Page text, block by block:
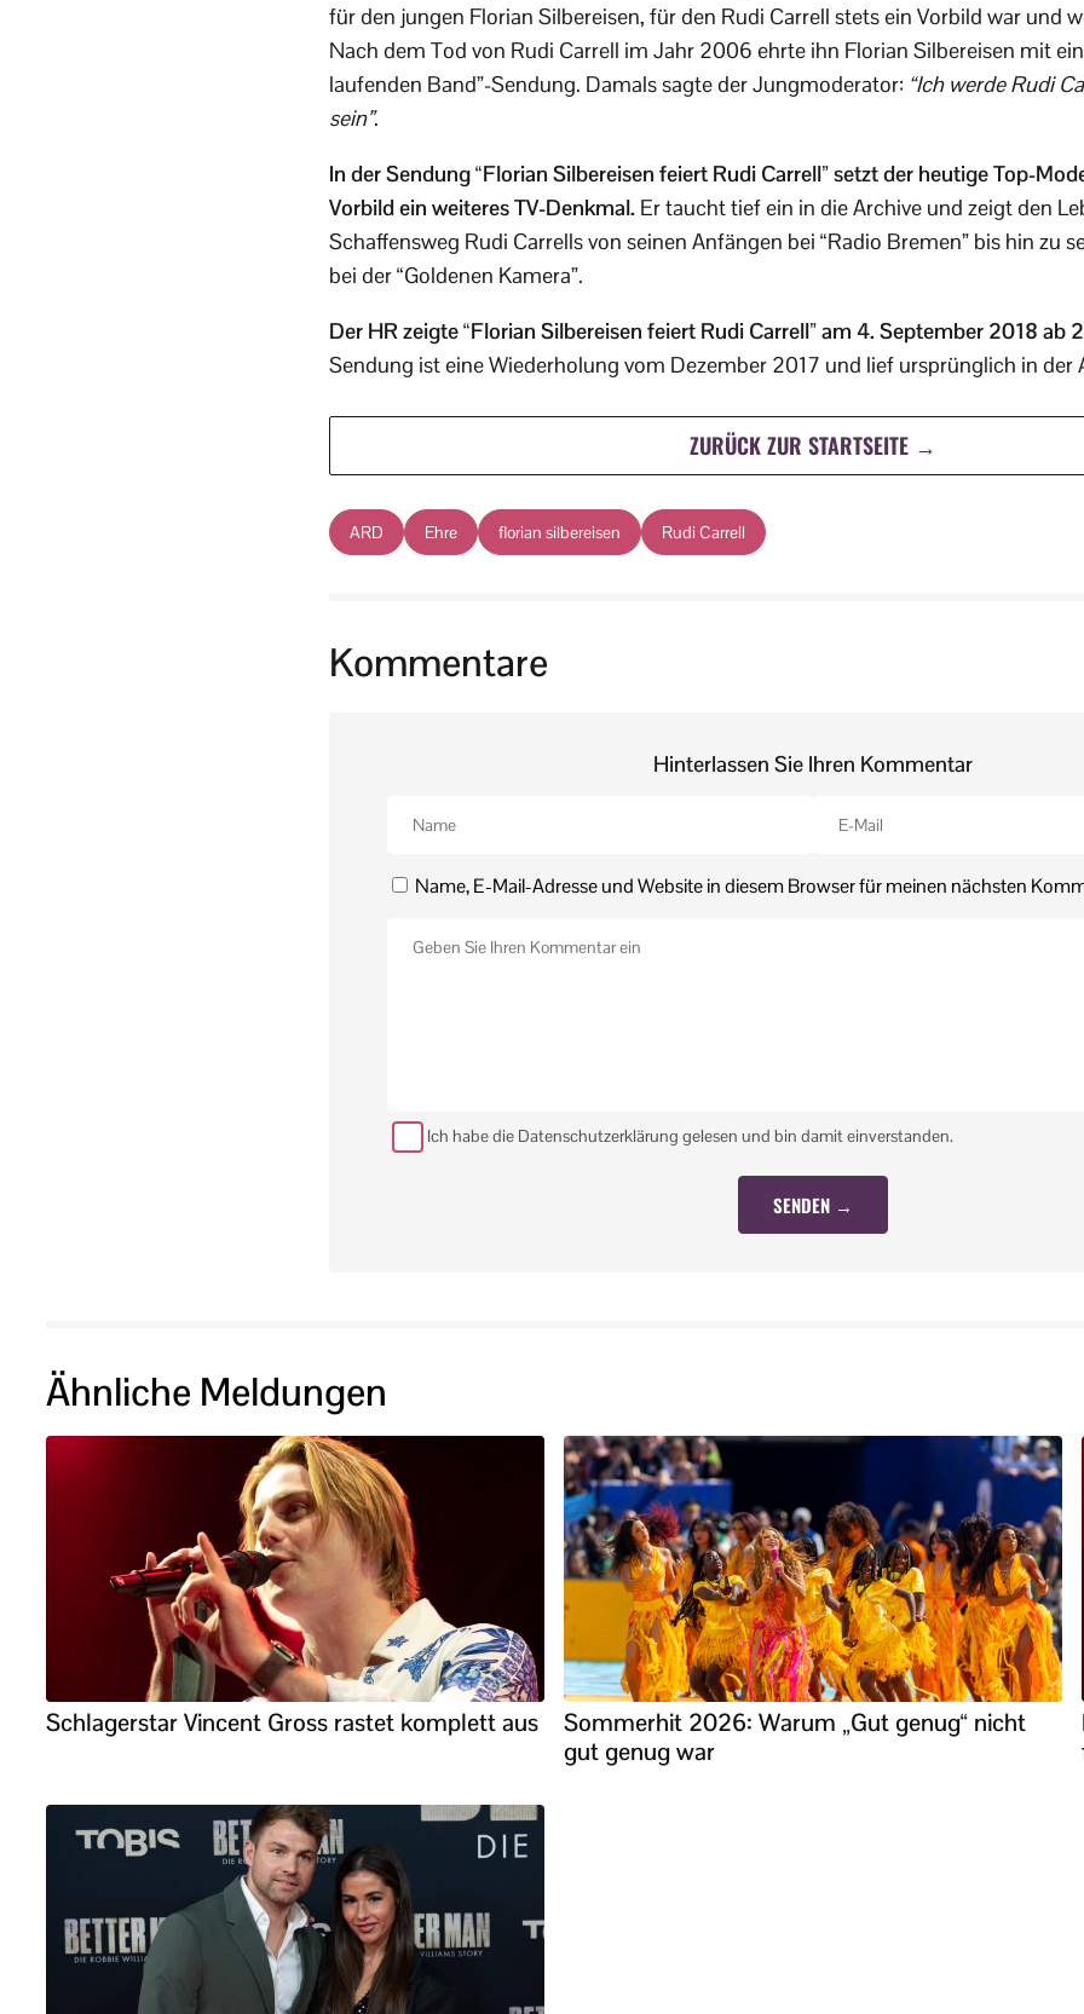
für den jungen Florian Silbereisen, für den Rudi Carrell stets ein Vorbild war und
Nach dem Tod von Rudi Carrell im Jahr 2006 ehrte ihn Florian Silbereisen mit
laufenden Band”-Sendung. Damals sagte der Jungmoderator: “Ich werde Rudi
sein”.
In der Sendung “Florian Silbereisen feiert Rudi Carrell” setzt der heutige Top-
Vorbild ein weiteres TV-Denkmal. Er taucht tief ein in die Archive und zeigt den
Schaffensweg Rudi Carrells von seinen Anfängen bei “Radio Bremen” bis hin zu
bei der “Goldenen Kamera”.
Der HR zeigte “Florian Silbereisen feiert Rudi Carrell” am 4. September 2018 ab
Sendung ist eine Wiederholung vom Dezember 2017 und lief ursprünglich in der
ZURÜCK ZUR STARTSEITE →
ARD Ehre florian silbereisen Rudi Carrell
Kommentare
Hinterlassen Sie Ihren Kommentar
Name, E-Mail-Adresse und Website in diesem Browser für meinen nächsten
Ich habe die Datenschutzerklärung gelesen und bin damit einverstanden.
Ähnliche Meldungen
Schlagerstar Vincent Gross rastet komplett aus
Sommerhit 2026: Warum „Gut genug“ nicht
gut genug war